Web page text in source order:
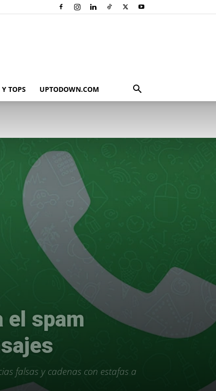
TOPS UPTODOWN.COM
el spam
falsas y cadenas con estafas a